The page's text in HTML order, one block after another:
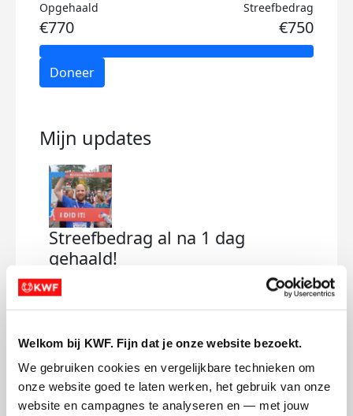
Welkom bij KWF. Fijn dat je onze website bezoekt.
We gebruiken cookies en vergelijkbare technieken om
onze website goed te laten werken, het gebruik van onze
website en campagnes te analyseren en — met jouw
Opgehaald
€770
Streefbedrag
€750
Doneer
Mijn updates
Streefbedrag al na 1 dag
gehaald!
maandag 6 april 2026
Geweldig dat het al na 1 dag is gelukt om
Heel erg bedankt.
Martijn